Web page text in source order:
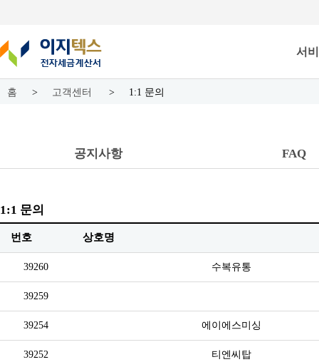
서
홈 > 고객센터 > 1:1 문의
공지사항 FAQ
1:1 문의
번호 상호명
39260 수복유통
39259
39254 에이에스미싱
39252 티엔씨탑